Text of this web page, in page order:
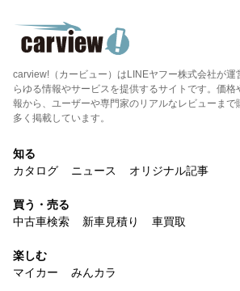
carview!（カービュー）はLINEヤフー株式会社が運
らゆる情報やサービスを提供するサイトです。価
報から、ユーザーや専門家のリアルなレビューまで
多く掲載しています。
知る
カタログ
ニュース オリジナル記事
買う・売る
中古車検索
新車見積り 車買取
楽しむ
マイカー
みんカラ